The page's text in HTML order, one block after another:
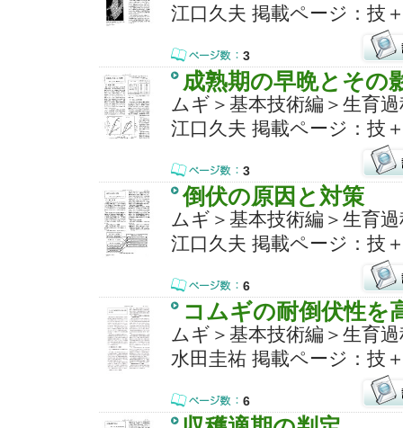
江口久夫 掲載ページ：技
3
成熟期の早晩とその
ムギ＞基本技術編＞生育
江口久夫 掲載ページ：技
3
倒伏の原因と対策
ムギ＞基本技術編＞生育
江口久夫 掲載ページ：技
6
コムギの耐倒伏性を
ムギ＞基本技術編＞生育
水田圭祐 掲載ページ：技
6